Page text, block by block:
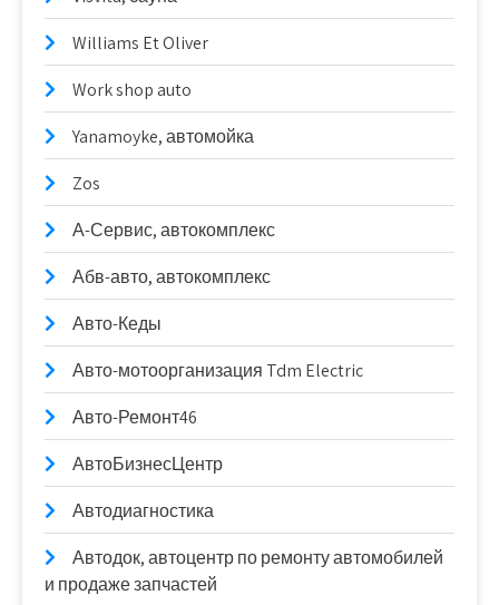
Williams Et Oliver
Work shop auto
Yanamoyke, автомойка
Zos
А-Сервис, автокомплекс
Абв-авто, автокомплекс
Авто-Кеды
Авто-мотоорганизация Tdm Electric
Авто-Ремонт46
АвтоБизнесЦентр
Автодиагностика
Автодок, автоцентр по ремонту автомобилей
и продаже запчастей